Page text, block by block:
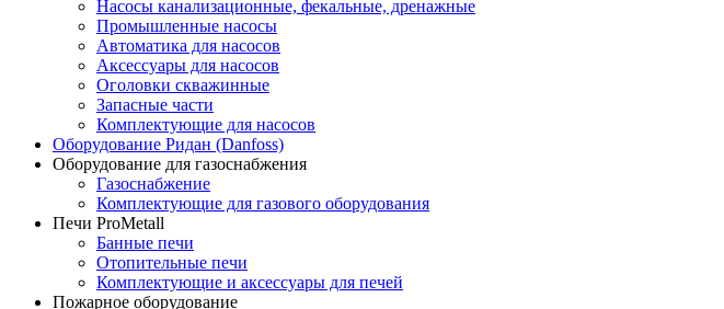
Насосы канализационные, фекальные, дренажные
Промышленные насосы
Автоматика для насосов
Аксессуары для насосов
Оголовки скважинные
Запасные части
Комплектующие для насосов
Оборудование Ридан (Danfoss)
Оборудование для газоснабжения
Газоснабжение
Комплектующие для газового оборудования
Печи ProMetall
Банные печи
Отопительные печи
Комплектующие и аксессуары для печей
Пожарное оборудование